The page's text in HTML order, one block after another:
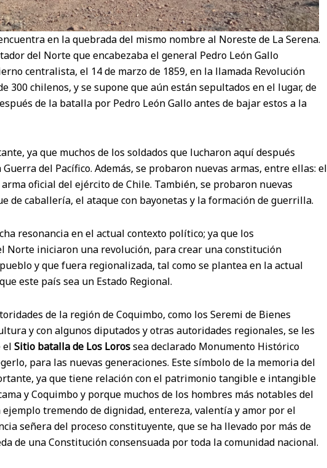
en la quebrada del mismo nombre al Noreste de La Serena.
del Norte que encabezaba el general Pedro León Gallo
centralista, el 14 de marzo de 1859, en la llamada Revolución
300 chilenos, y se supone que aún están sepultados en el lugar, de
de la batalla por Pedro León Gallo antes de bajar estos a la
ya que muchos de los soldados que lucharon aquí después
del Pacífico. Además, se probaron nuevas armas, entre ellas: el
oficial del ejército de Chile. También, se probaron nuevas
de caballería, el ataque con bayonetas y la formación de guerrilla.
resonancia en el actual contexto político; ya que los
Norte iniciaron una revolución, para crear una constitución
y que fuera regionalizada, tal como se plantea en la actual
este país sea un Estado Regional.
de la región de Coquimbo, como los Seremi de Bienes
y con algunos diputados y otras autoridades regionales, se les
el Sitio batalla de Los Lorossea declarado Monumento Histórico
para las nuevas generaciones. Este símbolo de la memoria del
ya que tiene relación con el patrimonio tangible e intangible
y Coquimbo y porque muchos de los hombres más notables del
tremendo de dignidad, entereza, valentía y amor por el
señera del proceso constituyente, que se ha llevado por más de
de una Constitución consensuada por toda la comunidad nacional.